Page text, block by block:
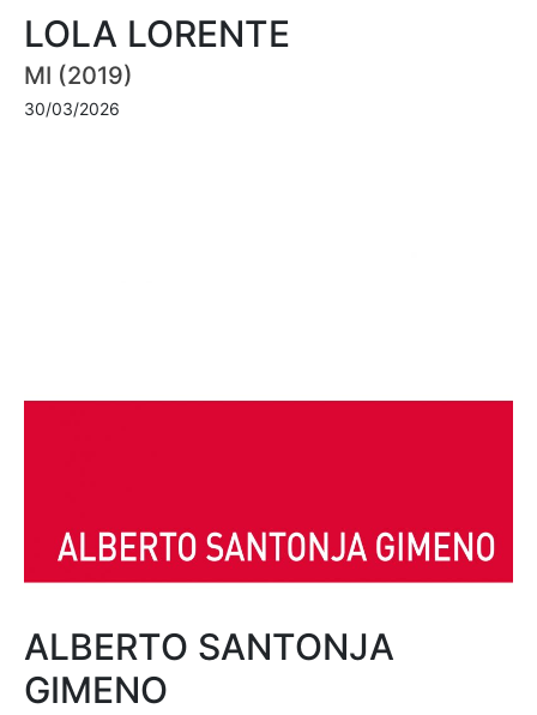
LOLA LORENTE
MI (2019)
30/03/2026
ALBERTO SANTONJA
GIMENO